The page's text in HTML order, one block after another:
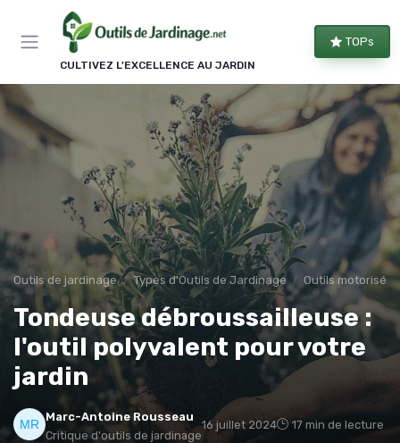
CULTIVEZ L'EXCELLENCE AU JARDIN
TOPs
Outils de jardinage Types d'Outils de Jardinage Outils motorisés
Tondeuse débroussailleuse :
l'outil polyvalent pour votre
jardin
Marc-Antoine Rousseau
Critique d'outils de jardinage
16 juillet 2024 17 min de lecture
Panneau de gestion des cookies